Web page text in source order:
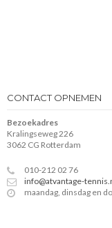
CONTACT OPNEMEN
Bezoekadres
Kralingseweg 226
3062 CG Rotterdam
010-212 02 76
info@atvantage-
maandag, dinsdag en